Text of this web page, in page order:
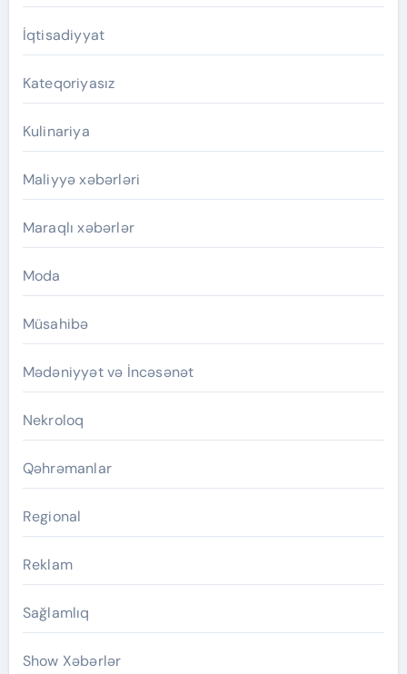
İqtisadiyyat
Kateqoriyasız
Kulinariya
Maliyyə xəbərləri
Maraqlı xəbərlər
Moda
Müsahibə
Mədəniyyət və İncəsənət
Nekroloq
Qəhrəmanlar
Regional
Reklam
Sağlamlıq
Show Xəbərlər